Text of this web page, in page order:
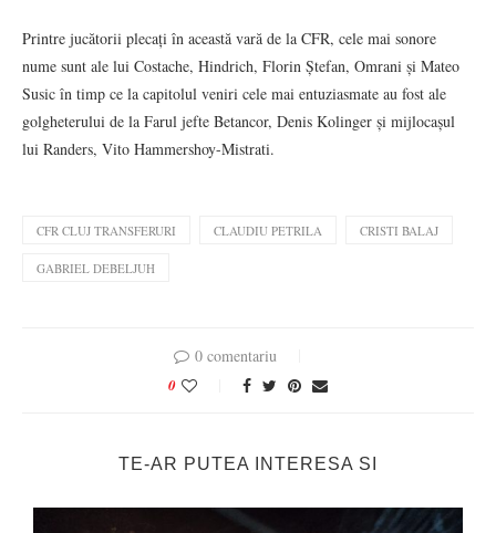
Printre jucătorii plecați în această vară de la CFR, cele mai sonore
nume sunt ale lui Costache, Hindrich, Florin Ștefan, Omrani și Mateo
Susic în timp ce la capitolul veniri cele mai entuziasmate au fost ale
golgheterului de la Farul jefte Betancor, Denis Kolinger și mijlocașul
lui Randers, Vito Hammershoy-Mistrati.
CFR CLUJ TRANSFERURI CLAUDIU PETRILA CRISTI BALAJ
GABRIEL DEBELJUH
0 comentariu
0
TE-AR PUTEA INTERESA SI